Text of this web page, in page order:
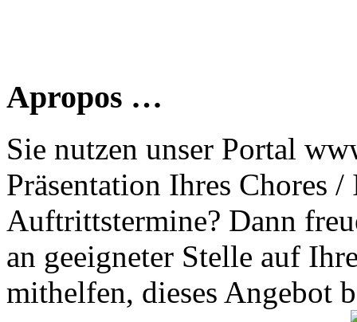
Apropos …
Sie nutzen unser Portal
Präsentation Ihres Chores
Auftrittstermine? Dann
an geeigneter Stelle auf
mithelfen, dieses Angebot